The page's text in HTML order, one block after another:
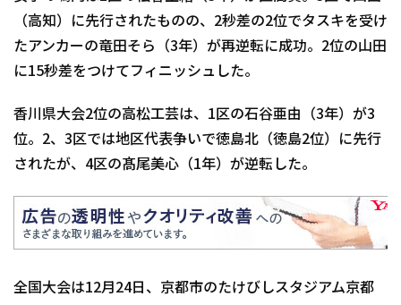
（高知）に先行されたものの、2秒差の2位でタスキを受け
たアンカーの竜田そら（3年）が再逆転に成功。2位の山田
に15秒差をつけてフィニッシュした。
香川県大会2位の高松工芸は、1区の石谷亜由（3年）が3
位。2、3区では地区代表争いで徳島北（徳島2位）に先行
されたが、4区の髙尾美心（1年）が逆転した。
全国大会は12月24日、京都市のたけびしスタジアム京都